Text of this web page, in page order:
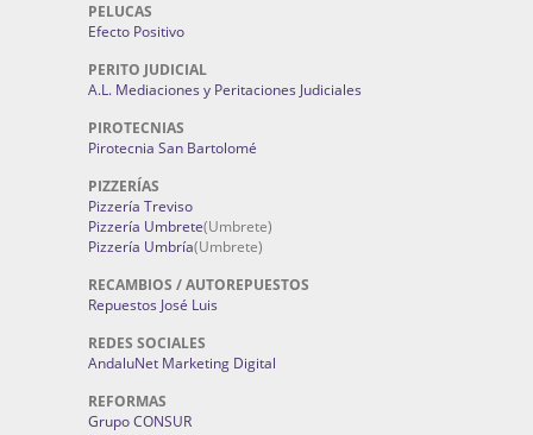
PELUCAS
Efecto Positivo
PERITO JUDICIAL
A.L. Mediaciones y Peritaciones Judiciales
PIROTECNIAS
Pirotecnia San Bartolomé
PIZZERÍAS
Pizzería Treviso
Pizzería Umbrete(Umbrete)
Pizzería Umbría(Umbrete)
RECAMBIOS / AUTOREPUESTOS
Repuestos José Luis
REDES SOCIALES
AndaluNet Marketing Digital
REFORMAS
Grupo CONSUR